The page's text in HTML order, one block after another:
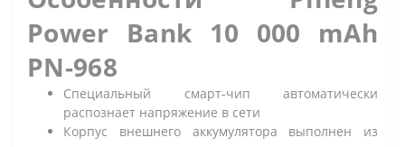
Power Bank 10 000 mAh
PN-968
Специальный смарт-чип автоматически
распознает напряжение в сети
Корпус внешнего аккумулятора выполнен из